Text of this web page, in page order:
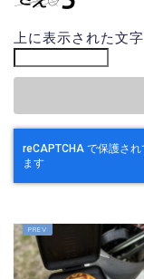
上に表示された文